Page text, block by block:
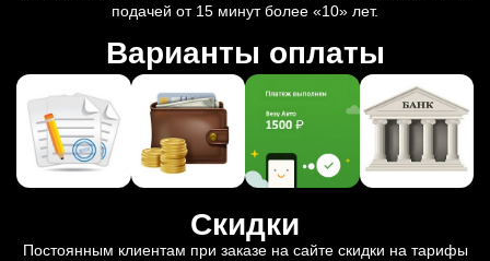
подачей от 15 минут более «10» лет.
Варианты оплаты
Скидки
Постоянным клиентам при заказе на сайте скидки на тарифы